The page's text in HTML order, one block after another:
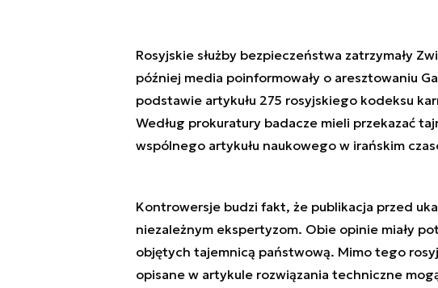
Rosyjskie służby bezpieczeństwa zatrzymały
później media poinformowały o aresztowaniu
podstawie artykułu 275 rosyjskiego kodeksu
Według prokuratury badacze mieli przekazać
wspólnego artykułu naukowego w irańskim
Kontrowersje budzi fakt, że publikacja przed
niezależnym ekspertyzom. Obie opinie miały
objętych tajemnicą państwową. Mimo tego
opisane w artykule rozwiązania techniczne